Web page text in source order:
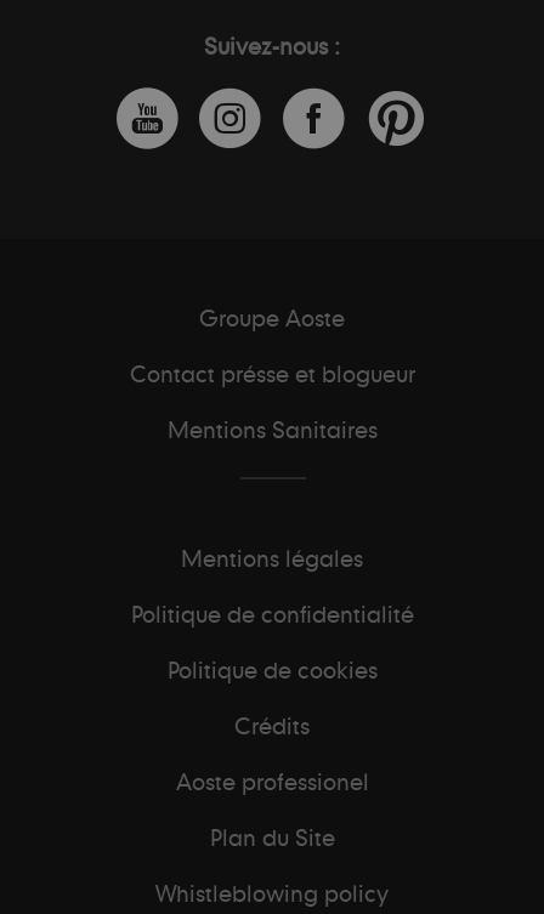
Suivez-nous :
Groupe Aoste
Contact présse et blogueur
Mentions Sanitaires
Mentions légales
Politique de confidentialité
Politique de cookies
Crédits
Aoste professionel
Plan du Site
Whistleblowing policy